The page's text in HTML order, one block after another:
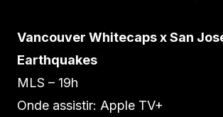
Vancouver Whitecaps x San
Earthquakes
MLS – 19h
Onde assistir: Apple TV+